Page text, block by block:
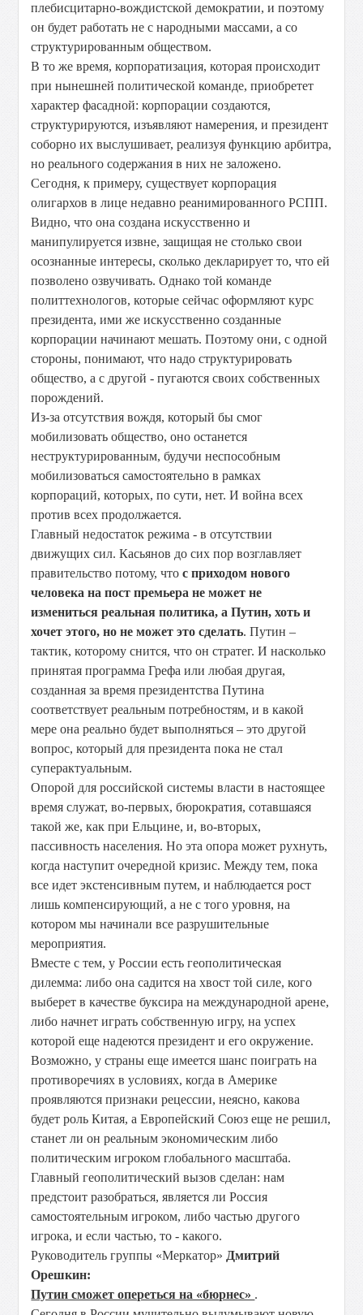
плебисцитарно-вождистской демократии, и поэтому
он будет работать не с народными массами, а со
структурированным обществом.
В то же время, корпоратизация, которая происходит
при нынешней политической команде, приобретет
характер фасадной: корпорации создаются,
структурируются, изъявляют намерения, и президент
соборно их выслушивает, реализуя функцию арбитра,
но реального содержания в них не заложено.
Сегодня, к примеру, существует корпорация
олигархов в лице недавно реанимированного РСПП.
Видно, что она создана искусственно и
манипулируется извне, защищая не столько свои
осознанные интересы, сколько декларирует то, что ей
позволено озвучивать. Однако той команде
политтехнологов, которые сейчас оформляют курс
президента, ими же искусственно созданные
корпорации начинают мешать. Поэтому они, с одной
стороны, понимают, что надо структурировать
общество, а с другой - пугаются своих собственных
порождений.
Из-за отсутствия вождя, который бы смог
мобилизовать общество, оно останется
неструктурированным, будучи неспособным
мобилизоваться самостоятельно в рамках
корпораций, которых, по сути, нет. И война всех
против всех продолжается.
Главный недостаток режима - в отсутствии
движущих сил. Касьянов до сих пор возглавляет
правительство потому, чтос приходом нового
человека на пост премьера не может не
измениться реальная политика, а Путин, хоть и
хочет этого, но не может это сделать. Путин –
тактик, которому снится, что он стратег. И насколько
принятая программа Грефа или любая другая,
созданная за время президентства Путина
соответствует реальным потребностям, и в какой
мере она реально будет выполняться – это другой
вопрос, который для президента пока не стал
суперактуальным.
Опорой для российской системы власти в настоящее
время служат, во-первых, бюрократия, сотавшаяся
такой же, как при Ельцине, и, во-вторых,
пассивность населения. Но эта опора может рухнуть,
когда наступит очередной кризис. Между тем, пока
все идет экстенсивным путем, и наблюдается рост
лишь компенсирующий, а не с того уровня, на
котором мы начинали все разрушительные
мероприятия.
Вместе с тем, у России есть геополитическая
дилемма: либо она садится на хвост той силе, кого
выберет в качестве буксира на международной арене,
либо начнет играть собственную игру, на успех
которой еще надеются президент и его окружение.
Возможно, у страны еще имеется шанс поиграть на
противоречиях в условиях, когда в Америке
проявляются признаки рецессии, неясно, какова
будет роль Китая, а Европейский Союз еще не решил,
станет ли он реальным экономическим либо
политическим игроком глобального масштаба.
Главный геополитический вызов сделан: нам
предстоит разобраться, является ли Россия
самостоятельным игроком, либо частью другого
игрока, и если частью, то - какого.
Руководитель группы «Меркатор» Дмитрий
Орешкин:
Путин сможет опереться на «бюрнес» .